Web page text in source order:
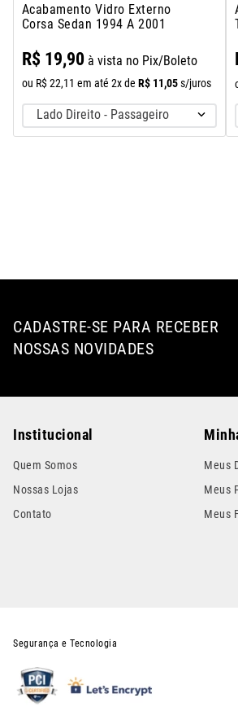
Acabamento Vidro Externo
Corsa Sedan 1994 A 2001
R$ 19,90à vista no Pix/Boleto
ou R$22,11 em até 2x de R$ 11,05s/juros
Lado Direito - Passageiro
CADASTRE-SE PARA RECEBER
NOSSAS NOVIDADES
Institucional
Quem Somos
Nossas Lojas
Contato
Meus
Meus
Meus
Segurança e Tecnologia